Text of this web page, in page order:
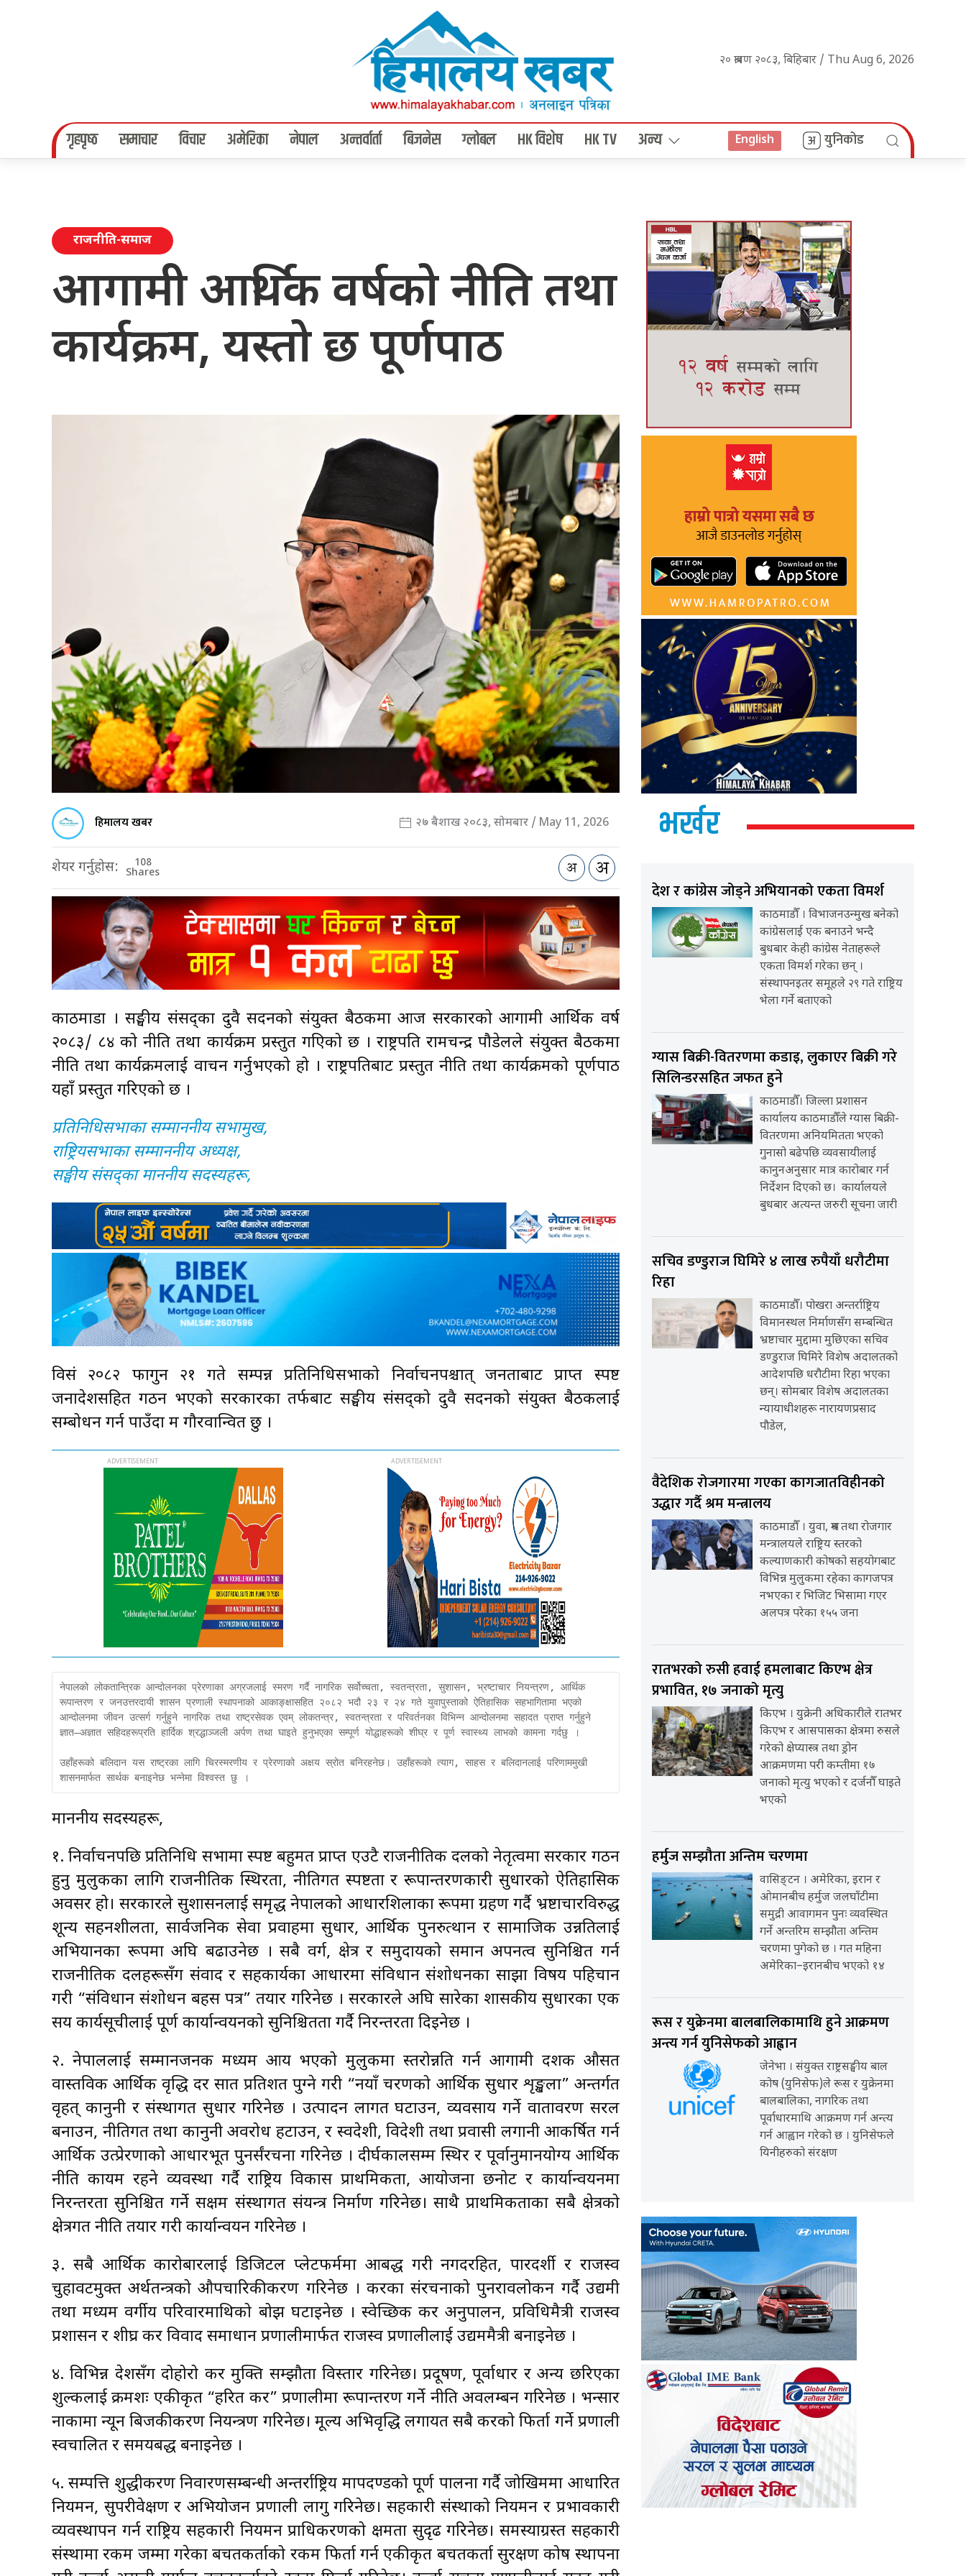
२० श्रावण २०८३, बिहिबार / Thu Aug 6, 2026
गृहपृष्‍ठ समाचार विचार अमेरिका नेपाल अन्तर्वार्ता बिजनेस ग्लोबल HK विशेष HK TV अन्य English युनिकोड
राजनीति-समाज
आगामी आर्थिक वर्षको नीति तथा
कार्यक्रम, यस्तो छ पूर्णपाठ
हिमालय खबर २७ बैशाख २०८३, सोमबार / May 11, 2026
शेयर गर्नुहोस: 108
Shares
काठमाडौँ । सङ्घीय संसद्का दुवै सदनको संयुक्त बैठकमा आज सरकारको आगामी आर्थिक वर्ष
२०८३/ ८४ को नीति तथा कार्यक्रम प्रस्तुत गएिको छ । राष्ट्रपति रामचन्द्र पौडेलले संयुक्त बैठकमा
नीति तथा कार्यक्रमलाई वाचन गर्नुभएको हो । राष्ट्रपतिबाट प्रस्तुत नीति तथा कार्यक्रमको पूर्णपाठ
यहाँ प्रस्तुत गरिएको छ ।
प्रतिनिधिसभाका सम्माननीय सभामुख,
राष्ट्रियसभाका सम्माननीय अध्यक्ष,
सङ्घीय संसद्का माननीय सदस्यहरू,
विसं २०८२ फागुन २१ गते सम्पन्न प्रतिनिधिसभाको निर्वाचनपश्चात् जनताबाट प्राप्त स्पष्ट
जनादेशसहित गठन भएको सरकारका तर्फबाट सङ्घीय संसद्को दुवै सदनको संयुक्त बैठकलाई
सम्बोधन गर्न पाउँदा म गौरवान्वित छु ।
नेपालको लोकतान्त्रिक आन्दोलनका प्रेरणाका अग्रजलाई स्मरण गर्दै नागरिक सर्वोच्चता, स्वतन्त्रता, सुशासन, भ्रष्टाचार नियन्त्रण, आर्थिक
रूपान्तरण र जनउत्तरदायी शासन प्रणाली स्थापनाको आकाङ्क्षासहित २०८२ भदौ २३ र २४ गते युवापुस्ताको ऐतिहासिक सहभागितामा भएको
आन्दोलनमा जीवन उत्सर्ग गर्नुहुने नागरिक तथा राष्ट्रसेवक एवम् लोकतन्त्र, स्वतन्त्रता र परिवर्तनका विभिन्न आन्दोलनमा सहादत प्राप्त गर्नुहुने
ज्ञात–अज्ञात सहिदहरूप्रति हार्दिक श्रद्धाञ्जली अर्पण तथा घाइते हुनुभएका सम्पूर्ण योद्धाहरूको शीघ्र र पूर्ण स्वास्थ्य लाभको कामना गर्दछु ।
उहाँहरूको बलिदान यस राष्ट्रका लागि चिरस्मरणीय र प्रेरणाको अक्षय स्रोत बनिरहनेछ। उहाँहरूको त्याग, साहस र बलिदानलाई परिणाममुखी
शासनमार्फत सार्थक बनाइनेछ भन्नेमा विश्वस्त छु ।
माननीय सदस्यहरू,
१. निर्वाचनपछि प्रतिनिधि सभामा स्पष्ट बहुमत प्राप्त एउटै राजनीतिक दलको नेतृत्वमा सरकार गठन
हुनु मुलुकका लागि राजनीतिक स्थिरता, नीतिगत स्पष्टता र रूपान्तरणकारी सुधारको ऐतिहासिक
अवसर हो। सरकारले सुशासनलाई समृद्ध नेपालको आधारशिलाका रूपमा ग्रहण गर्दै भ्रष्टाचारविरुद्ध
शून्य सहनशीलता, सार्वजनिक सेवा प्रवाहमा सुधार, आर्थिक पुनरुत्थान र सामाजिक उन्नतिलाई
अभियानका रूपमा अघि बढाउनेछ । सबै वर्ग, क्षेत्र र समुदायको समान अपनत्व सुनिश्चित गर्न
राजनीतिक दलहरूसँग संवाद र सहकार्यका आधारमा संविधान संशोधनका साझा विषय पहिचान
गरी “संविधान संशोधन बहस पत्र” तयार गरिनेछ । सरकारले अघि सारेका शासकीय सुधारका एक
सय कार्यसूचीलाई पूर्ण कार्यान्वयनको सुनिश्चितता गर्दै निरन्तरता दिइनेछ ।
२. नेपाललाई सम्मानजनक मध्यम आय भएको मुलुकमा स्तरोन्नति गर्न आगामी दशक औसत
वास्तविक आर्थिक वृद्धि दर सात प्रतिशत पुग्ने गरी “नयाँ चरणको आर्थिक सुधार शृङ्खला” अन्तर्गत
वृहत् कानुनी र संस्थागत सुधार गरिनेछ । उत्पादन लागत घटाउन, व्यवसाय गर्ने वातावरण सरल
बनाउन, नीतिगत तथा कानुनी अवरोध हटाउन, र स्वदेशी, विदेशी तथा प्रवासी लगानी आकर्षित गर्न
आर्थिक उत्प्रेरणाको आधारभूत पुनर्संरचना गरिनेछ । दीर्घकालसम्म स्थिर र पूर्वानुमानयोग्य आर्थिक
नीति कायम रहने व्यवस्था गर्दै राष्ट्रिय विकास प्राथमिकता, आयोजना छनोट र कार्यान्वयनमा
निरन्तरता सुनिश्चित गर्ने सक्षम संस्थागत संयन्त्र निर्माण गरिनेछ। साथै प्राथमिकताका सबै क्षेत्रको
क्षेत्रगत नीति तयार गरी कार्यान्वयन गरिनेछ ।
३. सबै आर्थिक कारोबारलाई डिजिटल प्लेटफर्ममा आबद्ध गरी नगदरहित, पारदर्शी र राजस्व
चुहावटमुक्त अर्थतन्त्रको औपचारिकीकरण गरिनेछ । करका संरचनाको पुनरावलोकन गर्दै उद्यमी
तथा मध्यम वर्गीय परिवारमाथिको बोझ घटाइनेछ । स्वेच्छिक कर अनुपालन, प्रविधिमैत्री राजस्व
प्रशासन र शीघ्र कर विवाद समाधान प्रणालीमार्फत राजस्व प्रणालीलाई उद्यममैत्री बनाइनेछ ।
४. विभिन्न देशसँग दोहोरो कर मुक्ति सम्झौता विस्तार गरिनेछ। प्रदूषण, पूर्वाधार र अन्य छरिएका
शुल्कलाई क्रमशः एकीकृत “हरित कर” प्रणालीमा रूपान्तरण गर्ने नीति अवलम्बन गरिनेछ । भन्सार
नाकामा न्यून बिजकीकरण नियन्त्रण गरिनेछ। मूल्य अभिवृद्धि लगायत सबै करको फिर्ता गर्ने प्रणाली
स्वचालित र समयबद्ध बनाइनेछ ।
५. सम्पत्ति शुद्धीकरण निवारणसम्बन्धी अन्तर्राष्ट्रिय मापदण्डको पूर्ण पालना गर्दै जोखिममा आधारित
नियमन, सुपरीवेक्षण र अभियोजन प्रणाली लागु गरिनेछ। सहकारी संस्थाको नियमन र प्रभावकारी
व्यवस्थापन गर्न राष्ट्रिय सहकारी नियमन प्राधिकरणको क्षमता सुदृढ गरिनेछ। समस्याग्रस्त सहकारी
संस्थामा रकम जम्मा गरेका बचतकर्ताको रकम फिर्ता गर्न एकीकृत बचतकर्ता सुरक्षण कोष स्थापना
भर्खर
देश र कांग्रेस जोड्ने अभियानको एकता विमर्श
काठमाडौँ । विभाजनउन्मुख बनेको
कांग्रेसलाई एक बनाउने भन्दै
बुधबार केही कांग्रेस नेताहरूले
एकता विमर्श गरेका छन् ।
संस्थापनइतर समूहले २९ गते राष्ट्रिय
भेला गर्ने बताएको
ग्यास बिक्री-वितरणमा कडाइ, लुकाएर बिक्री गरे
सिलिन्डरसहित जफत हुने
काठमाडौँ। जिल्ला प्रशासन
कार्यालय काठमाडौँले ग्यास बिक्री-
वितरणमा अनियमितता भएको
गुनासो बढेपछि व्यवसायीलाई
कानुनअनुसार मात्र कारोबार गर्न
निर्देशन दिएको छ। कार्यालयले
बुधबार अत्यन्त जरुरी सूचना जारी
सचिव डण्डुराज घिमिरे ४ लाख रुपैयाँ धरौटीमा
रिहा
काठमाडौँ। पोखरा अन्तर्राष्ट्रिय
विमानस्थल निर्माणसँग सम्बन्धित
भ्रष्टाचार मुद्दामा मुछिएका सचिव
डण्डुराज घिमिरे विशेष अदालतको
आदेशपछि धरौटीमा रिहा भएका
छन्। सोमबार विशेष अदालतका
न्यायाधीशहरू नारायणप्रसाद
पौडेल,
वैदेशिक रोजगारमा गएका कागजातविहीनको
उद्धार गर्दै श्रम मन्त्रालय
काठमाडौँ । युवा, श्रम तथा रोजगार
मन्त्रालयले राष्ट्रिय स्तरको
कल्याणकारी कोषको सहयोगबाट
विभिन्न मुलुकमा रहेका कागजपत्र
नभएका र भिजिट भिसामा गएर
अलपत्र परेका १५५ जना
रातभरको रुसी हवाई हमलाबाट किएभ क्षेत्र
प्रभावित, १७ जनाको मृत्यु
किएभ । युक्रेनी अधिकारीले रातभर
किएभ र आसपासका क्षेत्रमा रुसले
गरेको क्षेप्यास्त्र तथा ड्रोन
आक्रमणमा परी कम्तीमा १७
जनाको मृत्यु भएको र दर्जनौँ घाइते
भएको
हर्मुज सम्झौता अन्तिम चरणमा
वासिङ्टन । अमेरिका, इरान र
ओमानबीच हर्मुज जलघाँटीमा
समुद्री आवागमन पुनः व्यवस्थित
गर्ने अन्तरिम सम्झौता अन्तिम
चरणमा पुगेको छ । गत महिना
अमेरिका–इरानबीच भएको १४
रूस र युक्रेनमा बालबालिकामाथि हुने आक्रमण
अन्त्य गर्न युनिसेफको आह्वान
जेनेभा । संयुक्त राष्ट्रसङ्घीय बाल
कोष (युनिसेफ)ले रूस र युक्रेनमा
बालबालिका, नागरिक तथा
पूर्वाधारमाथि आक्रमण गर्न अन्त्य
गर्न आह्वान गरेको छ । युनिसेफले
यिनीहरुको संरक्षण